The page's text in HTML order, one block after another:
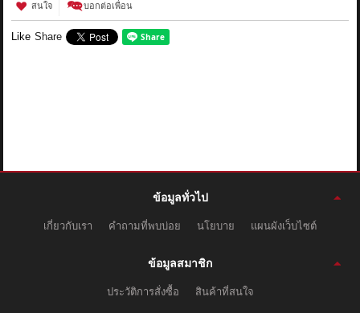
สนใจ บอกต่อเพื่อน
Like Share
ข้อมูลทั่วไป
เกี่ยวกับเรา คำถามที่พบบ่อย นโยบาย แผนผังเว็บไซต์
ข้อมูลสมาชิก
ประวัติการสั่งซื้อ สินค้าที่สนใจ